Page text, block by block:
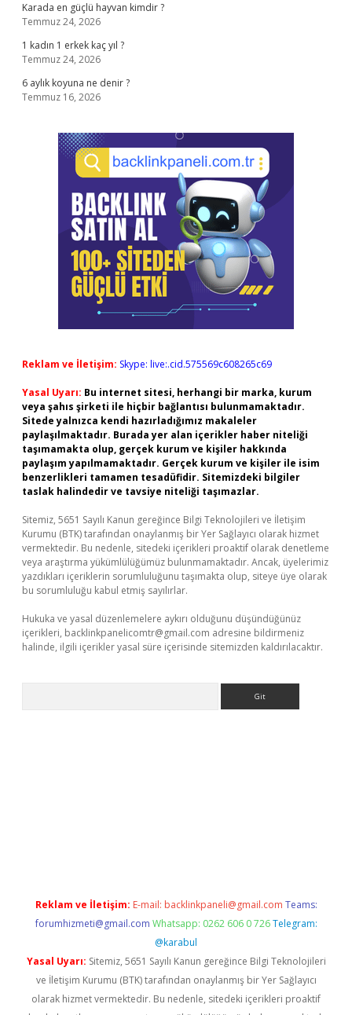
Karada en güçlü hayvan kimdir ?
Temmuz 24, 2026
1 kadın 1 erkek kaç yıl ?
Temmuz 24, 2026
6 aylık koyuna ne denir ?
Temmuz 16, 2026
Reklam ve İletişim: Skype: live:.cid.575569c608265c69
Yasal Uyarı: Bu internet sitesi, herhangi bir marka, kurum
veya şahıs şirketi ile hiçbir bağlantısı bulunmamaktadır.
Sitede yalnızca kendi hazırladığımız makaleler
paylaşılmaktadır. Burada yer alan içerikler haber niteliği
taşımamakta olup, gerçek kurum ve kişiler hakkında
paylaşım yapılmamaktadır. Gerçek kurum ve kişiler ile isim
benzerlikleri tamamen tesadüfidir. Sitemizdeki bilgiler
taslak halindedir ve tavsiye niteliği taşımazlar.
Sitemiz, 5651 Sayılı Kanun gereğince Bilgi Teknolojileri ve İletişim
Kurumu (BTK) tarafından onaylanmış bir Yer Sağlayıcı olarak hizmet
vermektedir. Bu nedenle, sitedeki içerikleri proaktif olarak denetleme
veya araştırma yükümlülüğümüz bulunmamaktadır. Ancak, üyelerimiz
yazdıkları içeriklerin sorumluluğunu taşımakta olup, siteye üye olarak
bu sorumluluğu kabul etmiş sayılırlar.
Hukuka ve yasal düzenlemelere aykırı olduğunu düşündüğünüz
içerikleri, backlinkpanelicomtr@gmail.com adresine bildirmeniz
halinde, ilgili içerikler yasal süre içerisinde sitemizden kaldırılacaktır.
Reklam ve İletişim: E-mail: backlinkpaneli@gmail.com Teams:
forumhizmeti@gmail.com Whatsapp: 0262 606 0 726 Telegram:
@karabul
Yasal Uyarı: Sitemiz, 5651 Sayılı Kanun gereğince Bilgi Teknolojileri
ve İletişim Kurumu (BTK) tarafından onaylanmış bir Yer Sağlayıcı
olarak hizmet vermektedir. Bu nedenle, sitedeki içerikleri proaktif